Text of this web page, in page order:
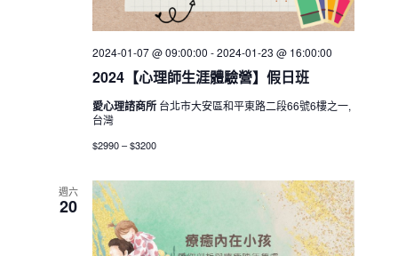
2024【心理師生涯體驗營】假日班
2024-01-07 @ 09:00:00 -2024-01-23 @ 16:00:00
愛心理諮商所 台北市大安區和平東路二段66號6樓之一,
台灣
$2990 – $3200
週六
20